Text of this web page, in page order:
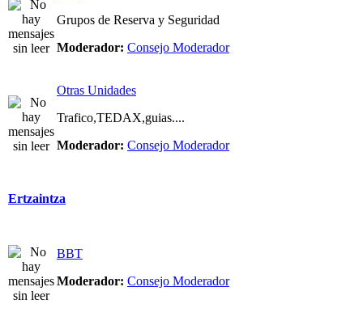
Grupos de Reserva y Seguridad
Moderador: Consejo Moderador
Otras Unidades
Trafico,TEDAX,guias....
Moderador: Consejo Moderador
Ertzaintza
BBT
Moderador: Consejo Moderador